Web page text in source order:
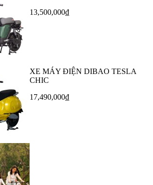
13,500,000₫
XE MÁY ĐIỆN DIBAO TESLA
CHIC
17,490,000₫